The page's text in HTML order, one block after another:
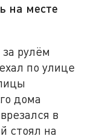
на месте
рулём
по улице
дома
в
стоял на